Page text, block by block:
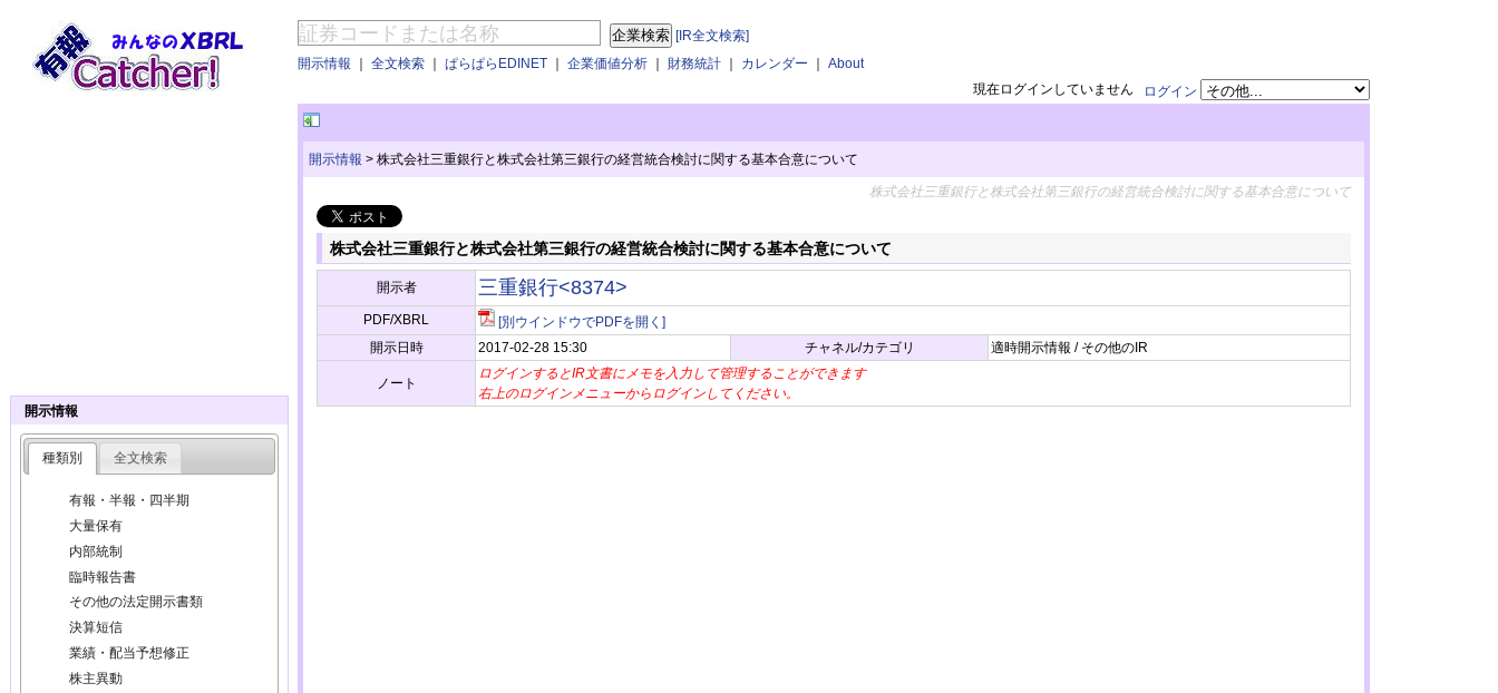
[IR全文検索]
開示情報 ｜ 全文検索 ｜ ぱらぱらEDINET ｜ 企業価値分析 ｜ 財務統計 ｜ カレンダー ｜ About
ログイン
現在ログインしていません
開示情報 > 株式会社三重銀行と株式会社第三銀行の経営統合検討に関する基本合意について
株式会社三重銀行と株式会社第三銀行の経営統合検討に関する基本合意について
株式会社三重銀行と株式会社第三銀行の経営統合検討に関する基本合意について
開示者 三重銀行<8374>
PDF/XBRL
[別ウインドウでPDFを開く]
開示日時
2017-02-28 15:30 チャネル/カテゴリ 適時開示情報 / その他のIR
ノート
ログインするとIR文書にメモを入力して管理することができます
右上のログインメニューからログインしてください。
開示情報
種類別 全文検索
有報・半報・四半期
大量保有
内部統制
臨時報告書
その他の法定開示書類
決算短信
業績・配当予想修正
株主異動